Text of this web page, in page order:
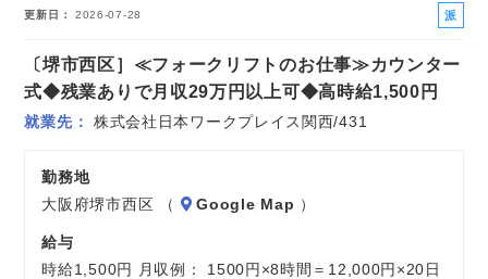
更新日 2026-07-28
派
社
〔堺市西区］≪フォークリフトのお仕事≫カウンター
式◆残業ありで月収29万円以上可◆高時給1,500円
就業先 株式会社日本ワークプレイス関西/431
勤務地
大阪府堺市西区 （
Google Map ）
給与
時給1,500円 月収例： 1500円×8時間＝12,000円×20日